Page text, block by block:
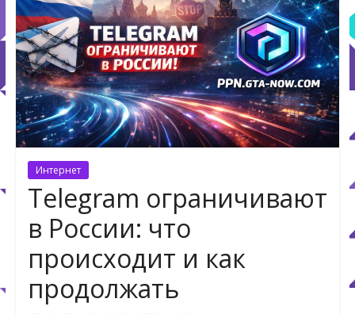
Интернет
Telegram ограничивают
в России: что
происходит и как
продолжать